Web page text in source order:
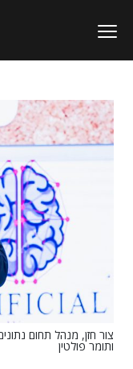
צור חזן, מנהל תחום
ותומר פולטין